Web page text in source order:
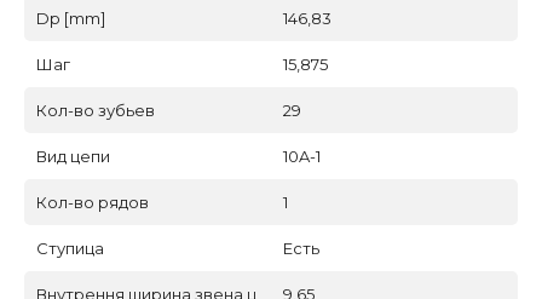
Dp [mm] 146,83
Шаг 15,875
Кол-во зубьев 29
Вид цепи 10A-1
Кол-во рядов 1
Ступица Есть
Внутрення ширина звена ц
9,65